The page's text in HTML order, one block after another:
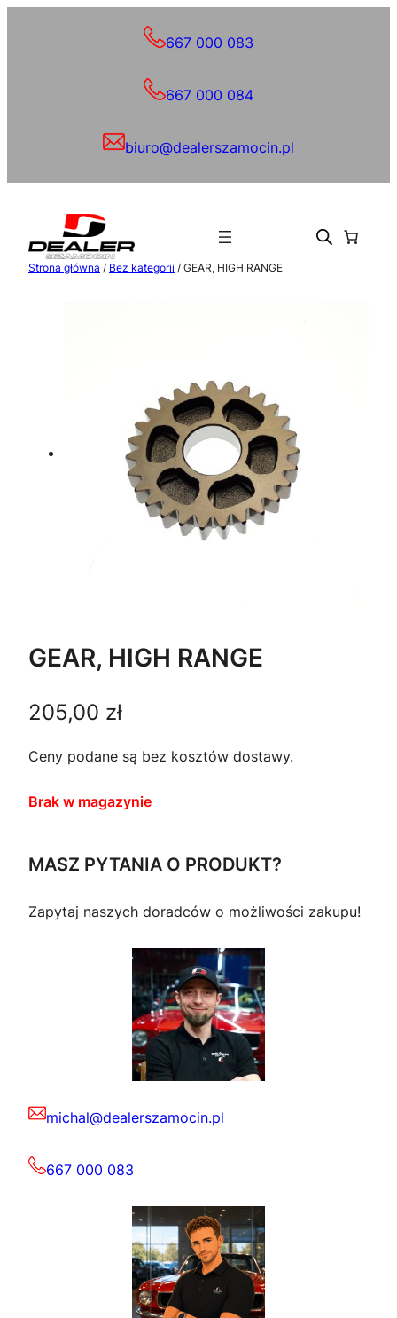
667 000 083
667 000 084
biuro@dealerszamocin.pl
Strona główna / Bez kategorii / GEAR, HIGH RANGE
GEAR, HIGH RANGE
205,00 zł
Ceny podane są bez kosztów dostawy.
Brak w magazynie
MASZ PYTANIA O PRODUKT?
Zapytaj naszych doradców o możliwości zakupu!
michal@dealerszamocin.pl
667 000 083